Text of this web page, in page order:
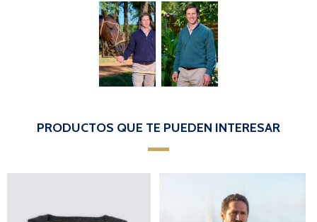
PRODUCTOS QUE TE PUEDEN INTERESAR